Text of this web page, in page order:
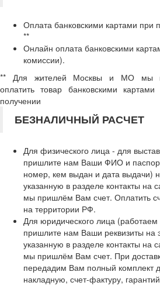
Оплата банковскими картами при
**
Онлайн оплата банковскими
комиссии).
** Для жителей Москвы и МО мы
оплатить товар банковскими
получении
БЕЗНАЛИЧНЫЙ РАСЧЕТ
Для физического лица - для
пришлите нам Ваши ФИО и
номер, кем выдан и дата выдачи)
указанную в разделе контакты на
мы пришлём Вам счет. Оплатить
на территории РФ.
Для юридического лица
пришлите нам Ваши реквизиты на
указанную в разделе контакты на
мы пришлём Вам счет. При
передадим Вам полный комплект
накладную, счет-фактуру,